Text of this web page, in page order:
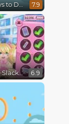
Dumb Ways to Die 7.9
Lunchtime Slacking 6.9